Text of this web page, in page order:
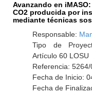
Avanzando en
CO2 producida por
mediante técnicas
Responsable:
Tipo de
Artículo 60 LOSU
Referencia: 5264/
Fecha de Inicio:
Fecha de